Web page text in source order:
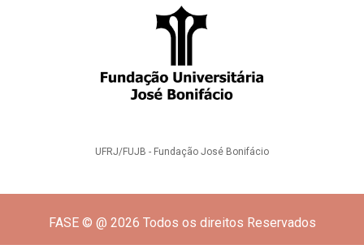
UFRJ/FUJB - Fundação José Bonifácio
FASE © @ 2026 Todos os direitos Reservados